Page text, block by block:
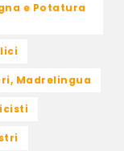
e Potatura
Madrelingua